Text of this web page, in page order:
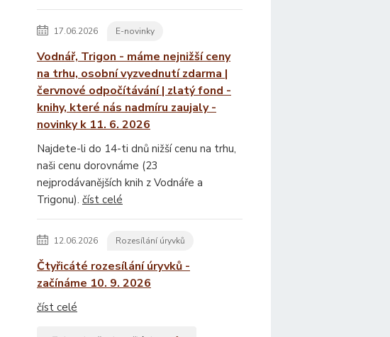
17.06.2026 E-novinky
Vodnář, Trigon - máme nejnižší ceny
na trhu, osobní vyzvednutí zdarma |
červnové odpočítávání | zlatý fond -
knihy, které nás nadmíru zaujaly -
novinky k 11. 6. 2026
Najdete-li do 14-ti dnů nižší cenu na trhu,
naši cenu dorovnáme (23
nejprodávanějších knih z Vodnáře a
Trigonu). číst celé
12.06.2026 Rozesílání úryvků
Čtyřicáté rozesílání úryvků -
začínáme 10. 9. 2026
číst celé